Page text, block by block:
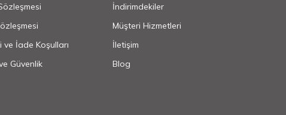
ve İade Koşulları
Güvenlik
İndirimdekiler
Müşteri Hizmetleri
İletişim
Blog